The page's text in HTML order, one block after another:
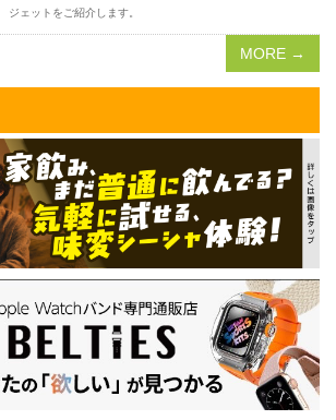
ジェットをご紹介します。
MORE →